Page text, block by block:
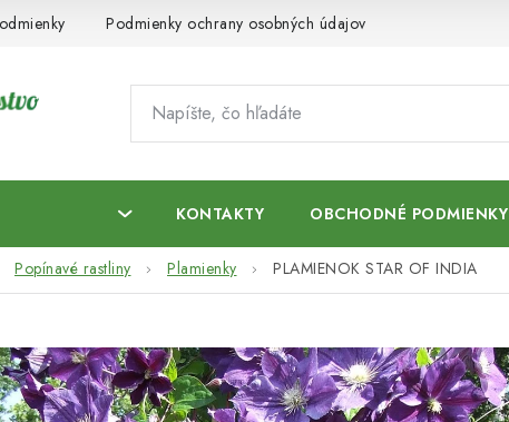
Podmienky ochrany osobných údajov
KONTAKTY OBCHODNÉ PODMIENKY
Popínavé rastliny Plamienky PLAMIENOK STAR OF INDIA